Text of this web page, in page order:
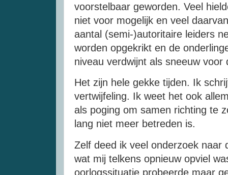
voorstelbaar geworden. Veel
niet voor mogelijk en veel
aantal (semi-)autoritaire leiders
worden opgekrikt en de
niveau verdwijnt als sneeuw
Het zijn hele gekke tijden. Ik
vertwijfeling. Ik weet het ook
als poging om samen richting te
lang niet meer betreden is.
Zelf deed ik veel onderzoek naar
wat mij telkens opnieuw opviel
oorlogssituatie probeerde maar